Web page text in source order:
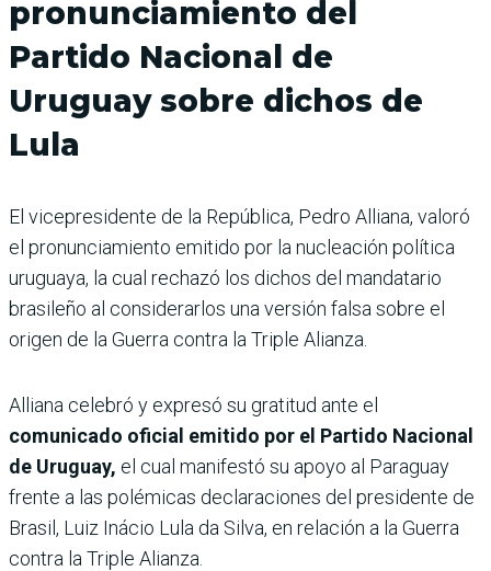
pronunciamiento del
Partido Nacional de
Uruguay sobre dichos de
Lula
El vicepresidente de la República, Pedro Alliana, valoró
el pronunciamiento emitido por la nucleación política
uruguaya, la cual rechazó los dichos del mandatario
brasileño al considerarlos una versión falsa sobre el
origen de la Guerra contra la Triple Alianza.
Alliana celebró y expresó su gratitud ante el
comunicado oficial emitido por el Partido Nacional
de Uruguay, el cual manifestó su apoyo al Paraguay
frente a las polémicas declaraciones del presidente de
Brasil, Luiz Inácio Lula da Silva, en relación a la Guerra
contra la Triple Alianza.